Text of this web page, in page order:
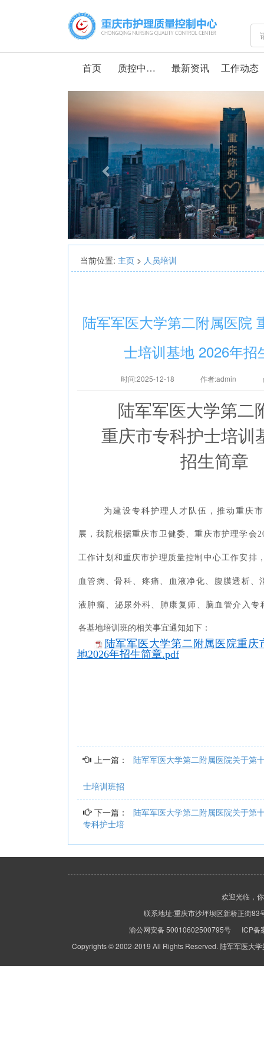
首页 质控中心介绍 最新资讯 工作动态
Previous
当前位置: 主页 > 人员培训
陆军军医大学第二附属医院
士培训基地 2026年招
时间:2025-12-18 作者:admin
陆军军医大学第二
重庆市专科护士培训
招生简章
为建设专科护理人才队伍，推动重庆
展，我院根据重庆市卫健委、重庆市护理学会
工作计划和重庆市护理质量控制中心工作安排
血管病、骨科、疼痛、血液净化、腹膜透析、
液肿瘤、泌尿外科、肺康复师、脑血管介入专
各基地培训班的相关事宜通知如下：
陆军军医大学第二附属医院重庆
地2026年招生简章.pdf
上一篇： 陆军军医大学第二附属医院关于第
士培训班招
下一篇：
陆军军医大学第二附属医院关于第
专科护士培
欢迎光临，
联系地址:重庆市沙坪坝区新桥正街
渝公网安备 50010602500795号 ICP备
Copyrights © 2002-2019 All Rights Reserved. 陆军军医大